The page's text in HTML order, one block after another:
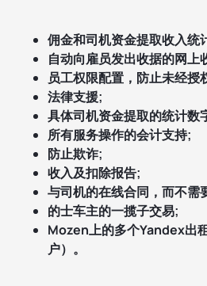
佣金和司机资金提取收入统
自动向雇员发出收据的网上
员工权限配置，防止未经授
法律支援;
具体司机资金提取的统计数
所有服务操作的会计支持;
防止欺诈;
收入及扣除报告;
与司机的在线合同，而不需
的士车主的一揽子交易;
Mozen上的多个Yandex出
户）。